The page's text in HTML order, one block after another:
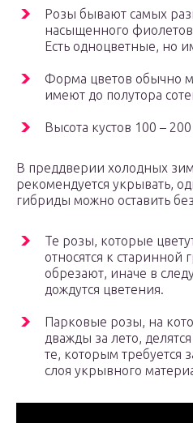
Розы бывают самых
насыщенного
Есть одноцветные, но
Форма цветов обычно
имеют до полутора
Высота кустов 100 –
В преддверии холодных
рекомендуется укрывать,
гибриды можно оставить
Те розы, которые
относятся к старинной
обрезают, иначе в
дождутся цветения.
Парковые розы, на
дважды за лето,
те, которым требуется
слоя укрывного